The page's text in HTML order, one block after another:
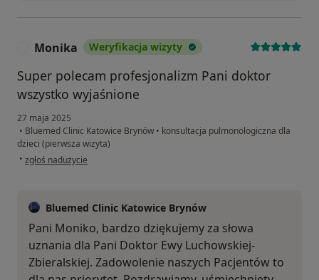
Monika Weryfikacja wizyty
Super polecam profesjonalizm Pani doktor
wszystko wyjaśnione
27 maja 2025
• Bluemed Clinic Katowice Brynów • konsultacja pulmonologiczna dla
dzieci (pierwsza wizyta)
• w opinii użytkownika Monika
zgłoś nadużycie
Bluemed Clinic Katowice Brynów
Pani Moniko, bardzo dziękujemy za słowa
uznania dla Pani Doktor Ewy Luchowskiej-
Zbieralskiej. Zadowolenie naszych Pacjentów to